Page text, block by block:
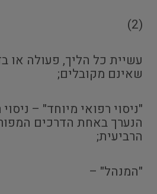
(2)
עשיית כל הליך, פעולה או
שאינם מקובלים;
"ניסוי רפואי מיוחד" –
הנערך באחת הדרכים
הרביעית;
"המנהל" –